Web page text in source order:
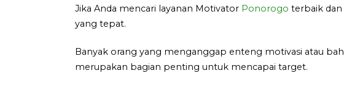
Jika Anda mencari layanan Motivator Ponorogo terbaik dan
yang tepat.
Banyak orang yang menganggap enteng motivasi atau
merupakan bagian penting untuk mencapai target.